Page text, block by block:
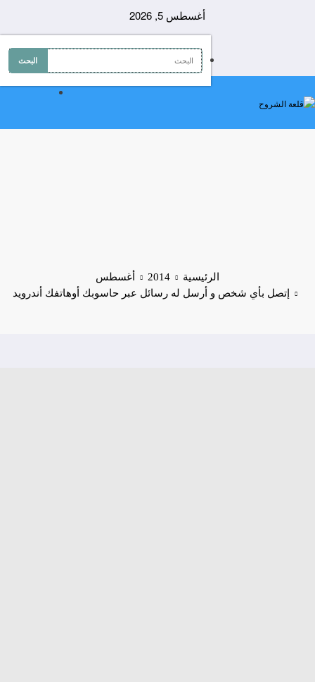
أغسطس 5, 2026
الرئيسية 2014
أغسطس
إتصل بأي شخص و أرسل له رسائل عبر حاسوبك أوهاتفك أندرويد